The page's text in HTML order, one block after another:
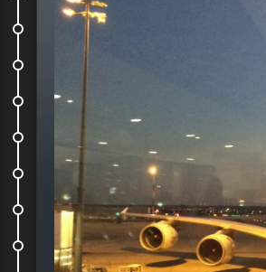
Changement de programme !
Sur la route
Notre premier boulot en NZ
Fini les kiwis
Une petite semaine dans la...